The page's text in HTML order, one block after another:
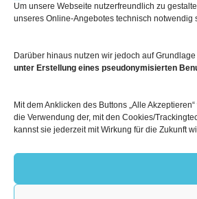
Um unsere Webseite nutzerfreundlich zu
unseres Online-Angebotes technisch
Darüber hinaus nutzen wir jedoch auf
unter Erstellung eines pseudonymisierten
Mit dem Anklicken des Buttons „Alle
die Verwendung der, mit den Cookies/
kannst sie jederzeit mit Wirkung für die Zukunft